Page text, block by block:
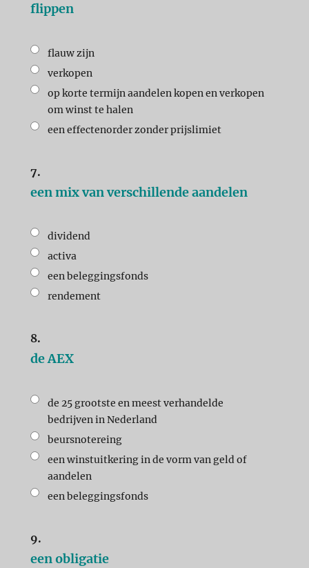
flippen
flauw zijn
verkopen
op korte termijn aandelen kopen en verkopen
om winst te halen
een effectenorder zonder prijslimiet
7.
een mix van verschillende aandelen
dividend
activa
een beleggingsfonds
rendement
8.
de AEX
de 25 grootste en meest verhandelde
bedrijven in Nederland
beursnotereing
een winstuitkering in de vorm van geld of
aandelen
een beleggingsfonds
9.
een obligatie